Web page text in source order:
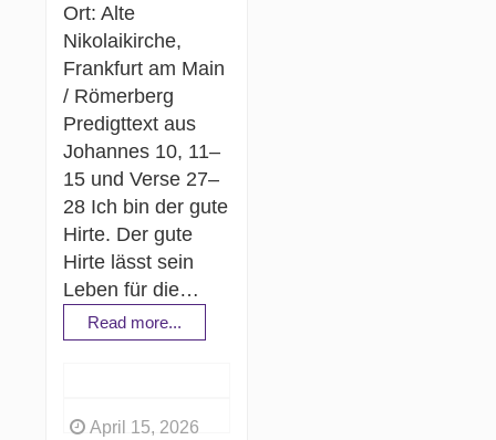
Ort: Alte
Nikolaikirche,
Frankfurt am Main
/ Römerberg
Predigttext aus
Johannes 10, 11–
15 und Verse 27–
28 Ich bin der gute
Hirte. Der gute
Hirte lässt sein
Leben für die…
Read more...
April 15, 2026